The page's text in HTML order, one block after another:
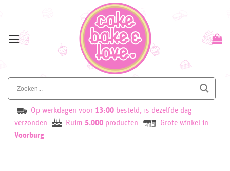
content
Op werkdagen voor 13:00 besteld, is dezelfde dag
verzonden
Ruim 5.000 producten
Grote winkel in
Voorburg